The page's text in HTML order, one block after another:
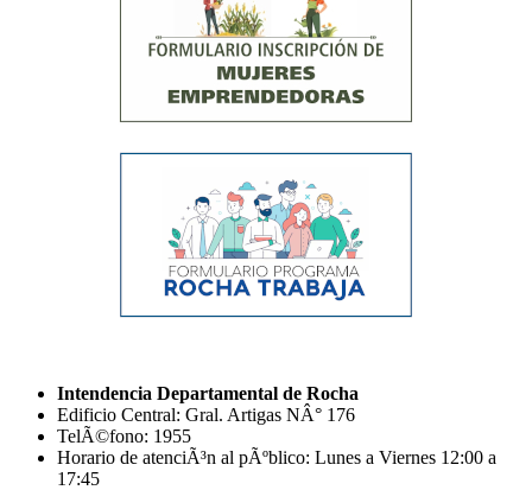
Intendencia Departamental de Rocha
Edificio Central: Gral. Artigas NÂ° 176
TelÃ©fono: 1955
Horario de atenciÃ³n al pÃºblico: Lunes a Viernes 12:00 a
17:45